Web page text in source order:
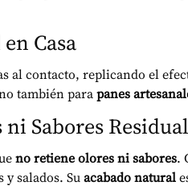
Casa
al contacto, replicando el
también parapanes
Sabores
no retiene olores ni sabores.
salados. Suacabado natural